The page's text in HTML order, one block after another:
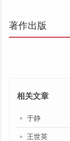
著作出版
相关文章
于静
王世英